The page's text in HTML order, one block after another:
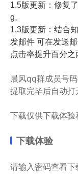
1.5版更新：修复
g。
1.3版更新：结合
发邮件 可在发送
点击率提升百分之
晨风qq群成员号
提取完毕后自动
下载仅供下载体验
下载体验
请输入密码查看下